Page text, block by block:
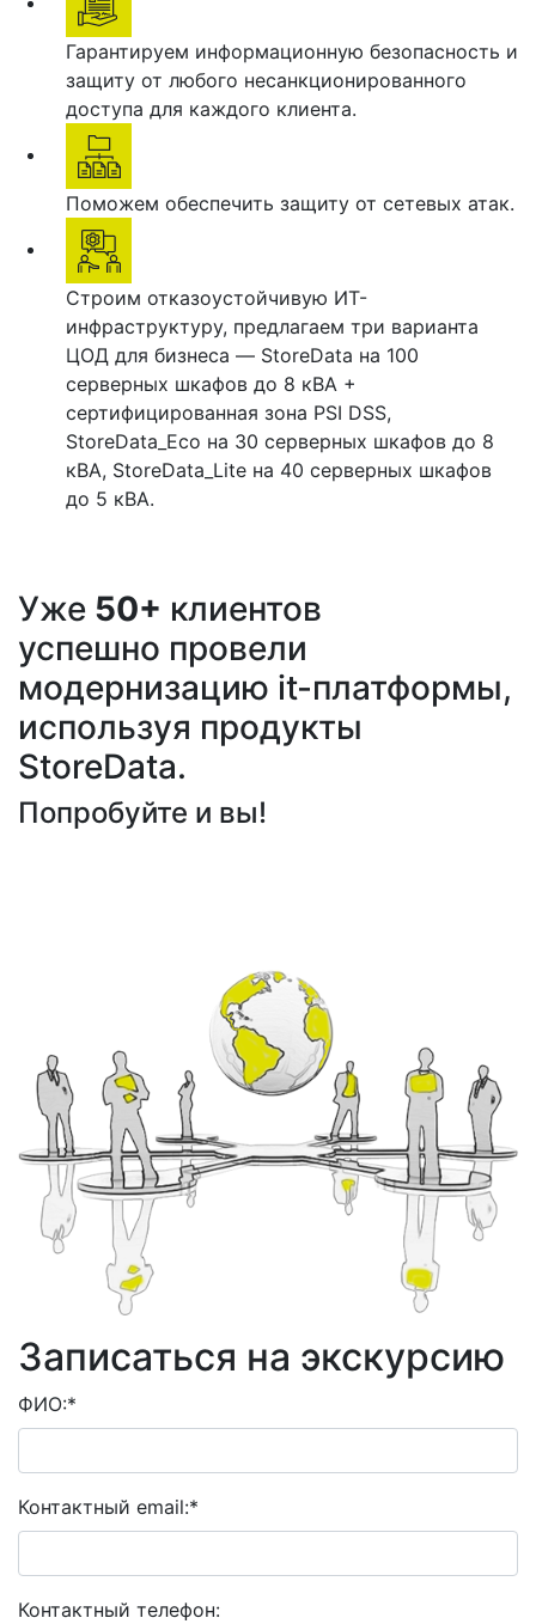
Гарантируем информационную безопасность и
защиту от любого несанкционированного
доступа для каждого клиента.
Поможем обеспечить защиту от сетевых атак.
Строим отказоустойчивую ИТ-
инфраструктуру, предлагаем три варианта
ЦОД для бизнеса — StoreData на 100
серверных шкафов до 8 кВА +
сертифицированная зона PSI DSS,
StoreData_Eco на 30 серверных шкафов до 8
кВА, StoreData_Lite на 40 серверных шкафов
до 5 кВА.
Уже 50+ клиентов
успешно провели
модернизацию it-платформы,
используя продукты
StoreData.
Попробуйте и вы!
Записаться на экскурсию
ФИО:*
Контактный email:*
Контактный телефон: